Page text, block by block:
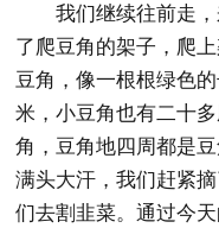
我们继续往前走
了爬豆角的架子，爬
豆角，像一根根绿色
米，小豆角也有二十
角，豆角地四周都是
满头大汗，我们赶紧
们去割韭菜。通过今